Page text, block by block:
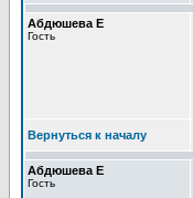
Абдюшева Е
Гость
Вернуться к началу
Абдюшева Е
Гость